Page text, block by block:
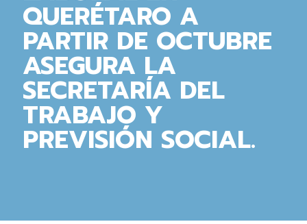
QUERÉTARO A
PARTIR DE OCTUBRE
ASEGURA LA
SECRETARÍA DEL
TRABAJO Y
PREVISIÓN SOCIAL.